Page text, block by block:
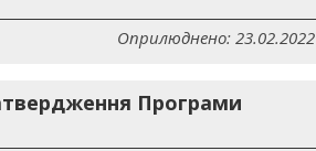
Оприлюднено: 23.02.2022
Програми